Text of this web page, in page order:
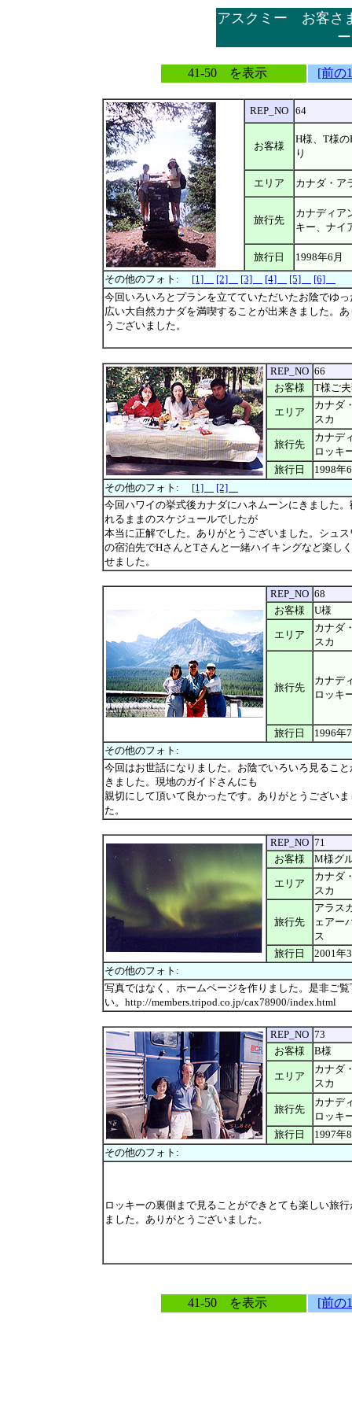
アスクミー お客さ
ー
41-50 を表示 [前の
REP_NO 64
お客様
H様、T様の
り
エリア カナダ・ア
旅行先
カナディア
キー、ナイ
旅行日
1998年6月
その他のフォト: [1] [2] [3] [4] [5]
[6]
今回いろいろとプランを立てていただいたお陰でゆっ
広い大自然カナダを満喫することが出来きました。
うございました。
REP_NO 66
お客様
T様ご
エリア
カナダ
スカ
旅行先
カナデ
ロッキ
旅行日
1998年
その他のフォト: [1]
[2]
今回ハワイの挙式後カナダにハネムーンにきました。
れるままのスケジュールでしたが
本当に正解でした。ありがとうございました。シュス
の宿泊先でHさんとTさんと一緒ハイキングなど楽し
せました。
REP_NO 68
お客様
U様
エリア
カナダ
スカ
旅行先
カナデ
ロッキ
旅行日
1996年
その他のフォト:
今回はお世話になりました。お陰でいろいろ見ること
きました。現地のガイドさんにも
親切にして頂いて良かったです。ありがとうございま
た。
REP_NO 71
お客様
M様グ
エリア
カナダ
スカ
旅行先
アラス
ェアー
ス
旅行日
2001年
その他のフォト:
写真ではなく、ホームページを作りました。是非ご覧
い。http://members.tripod.co.jp/cax78900/index.html
REP_NO 73
お客様
B様
エリア
カナダ
スカ
旅行先
カナデ
ロッキ
旅行日
1997年
その他のフォト:
ロッキーの裏側まで見ることができとても楽しい旅
ました。ありがとうございました。
41-50 を表示 [前の